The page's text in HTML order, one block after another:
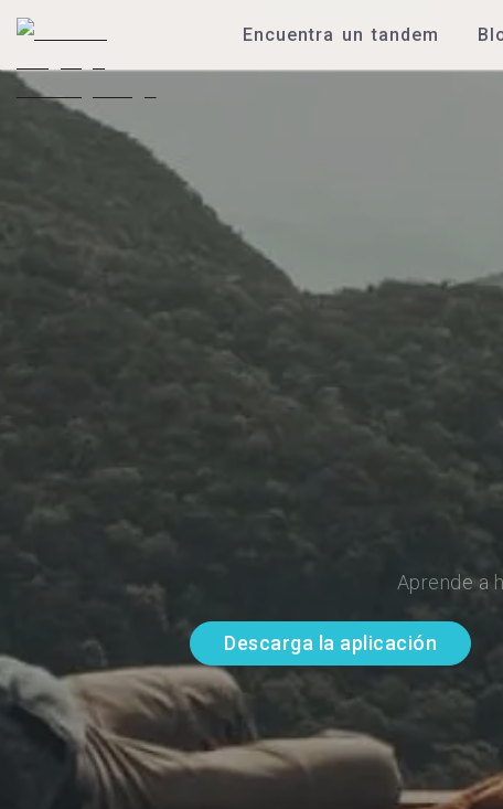
Encuentra un tandem
Aprende a
Descarga la aplicación